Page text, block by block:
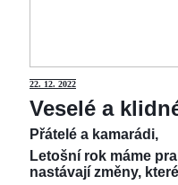
22. 12. 2022
Veselé a
Přátelé a kamarádi,
Letošní rok máme
nastávají změny,